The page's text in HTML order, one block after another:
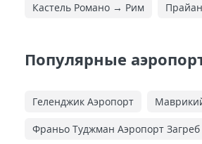
Кастель Романо → Рим
Популярные
Геленджик Аэропорт
Франьо Туджман Аэропорт Загреб